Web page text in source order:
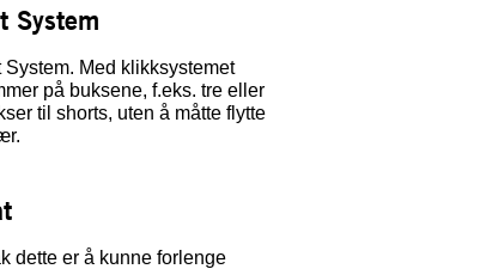
System
Med klikksystemet
på buksene, f.eks. tre eller
til shorts, uten å måtte flytte
dette er å kunne forlenge